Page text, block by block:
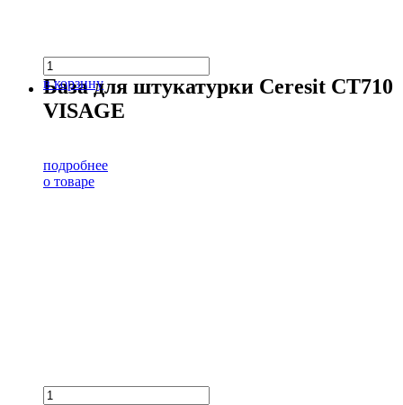
в корзину
База для штукатурки Ceresit CT710
VISAGE
подробнее
о товаре